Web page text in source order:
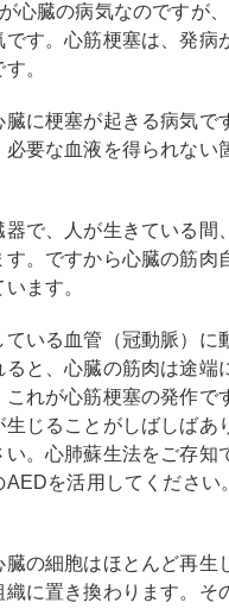
心臓の病気なのですが
す。心筋梗塞は、発病
。
に梗塞が起きる病気で
要な血液を得られない
で、人が生きている間
。ですから心臓の筋肉
ます。
いる血管（冠動脈）に
と、心臓の筋肉は途端
れが心筋梗塞の発作で
じることがしばしばあ
。心肺蘇生法をご存知
を活用してくださ
の細胞はほとんど再生
に置き換わります。そ